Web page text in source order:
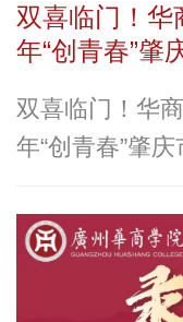
双喜临门！华
年“创青春”肇
双喜临门！华
年“创青春”肇
乡青年创业大
酒店圆满落幕
院两支“百千万